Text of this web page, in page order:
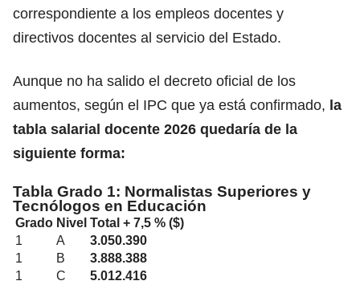
correspondiente a los empleos docentes y
directivos docentes al servicio del Estado.
Aunque no ha salido el decreto oficial de los
aumentos, según el IPC que ya está confirmado, la
tabla salarial docente 2026 quedaría de la
siguiente forma:
Tabla Grado 1: Normalistas Superiores y
Tecnólogos en Educación
Grado Nivel Total + 7,5 % ($)
1
A
3.050.390
1
B
3.888.388
1
C
5.012.416